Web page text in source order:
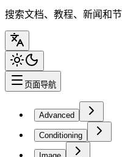
搜索文档、教程、新闻和节
页面导航
Advanced
Conditioning